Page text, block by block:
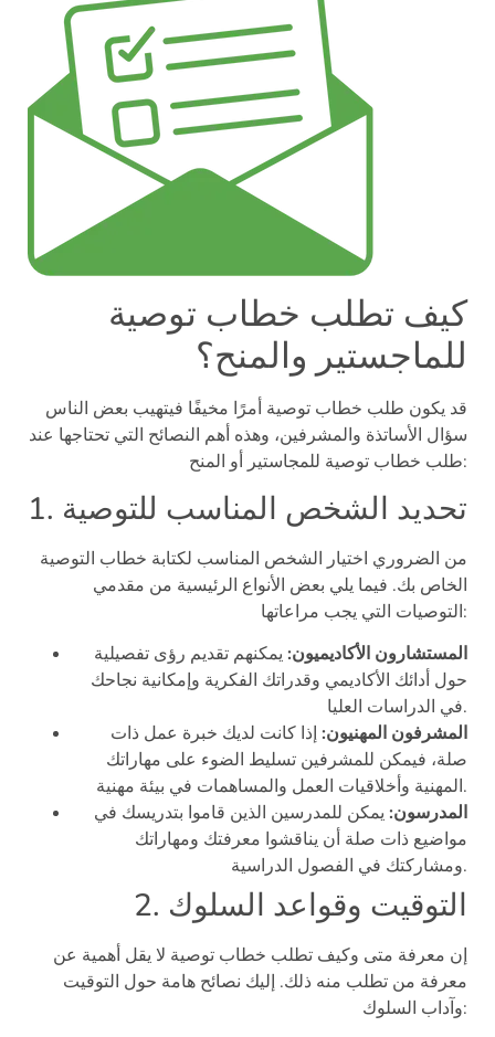
كيف تطلب خطاب توصية
للماجستير والمنح؟
قد يكون طلب خطاب توصية أمرًا مخيفًا فيتهيب بعض الناس
سؤال الأساتذة والمشرفين، وهذه أهم النصائح التي تحتاجها عند
طلب خطاب توصية للمجاستير أو المنح:
1. تحديد الشخص المناسب للتوصية
من الضروري اختيار الشخص المناسب لكتابة خطاب التوصية
الخاص بك. فيما يلي بعض الأنواع الرئيسية من مقدمي
التوصيات التي يجب مراعاتها:
المستشارون الأكاديميون:يمكنهم تقديم رؤى تفصيلية
حول أدائك الأكاديمي وقدراتك الفكرية وإمكانية نجاحك
في الدراسات العليا.
المشرفون المهنيون:إذا كانت لديك خبرة عمل ذات
صلة، فيمكن للمشرفين تسليط الضوء على مهاراتك
المهنية وأخلاقيات العمل والمساهمات في بيئة مهنية.
المدرسون:يمكن للمدرسين الذين قاموا بتدريسك في
مواضيع ذات صلة أن يناقشوا معرفتك ومهاراتك
ومشاركتك في الفصول الدراسية.
2. التوقيت وقواعد السلوك
إن معرفة متى وكيف تطلب خطاب توصية لا يقل أهمية عن
معرفة من تطلب منه ذلك. إليك نصائح هامة حول التوقيت
وآداب السلوك: